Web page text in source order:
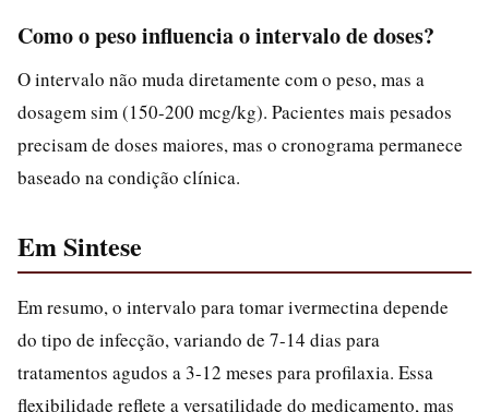
Como o peso influencia o intervalo de doses?
O intervalo não muda diretamente com o peso, mas a
dosagem sim (150-200 mcg/kg). Pacientes mais pesados
precisam de doses maiores, mas o cronograma permanece
baseado na condição clínica.
Em Sintese
Em resumo, o intervalo para tomar ivermectina depende
do tipo de infecção, variando de 7-14 dias para
tratamentos agudos a 3-12 meses para profilaxia. Essa
flexibilidade reflete a versatilidade do medicamento, mas